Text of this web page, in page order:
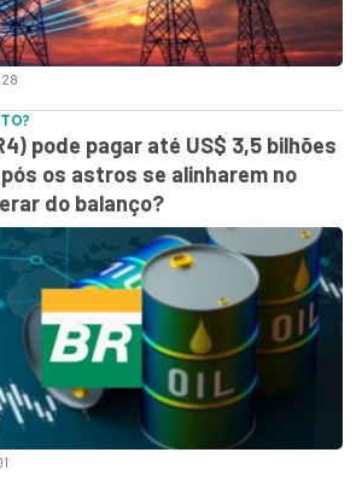
pode pagar até US$ 3,5 bilhões
os astros se alinharem no
do balanço?